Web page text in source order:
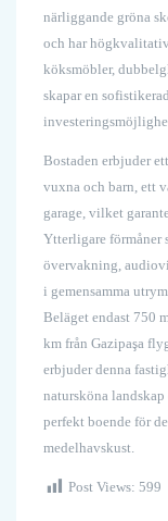
närliggande gröna
och har
köksmöbler,
skapar en
Bostaden erbjuder
vuxna och barn, ett
garage, vilket
Ytterligare förmåner
övervakning,
i gemensamma
Beläget endast 750
km från Gazipaşa
erbjuder denna
natursköna
perfekt boende för
medelhavskust.
Post Views: 599